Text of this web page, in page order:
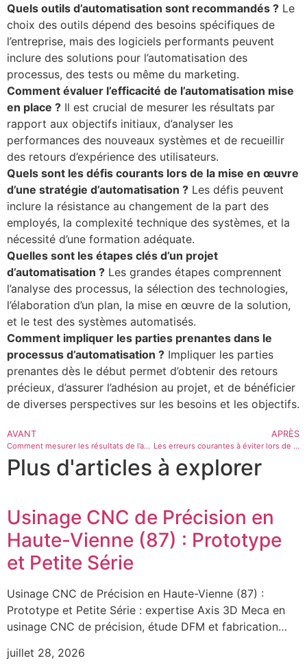
Quels outils d’automatisation sont recommandés ? Le
choix des outils dépend des besoins spécifiques de
l’entreprise, mais des logiciels performants peuvent
inclure des solutions pour l’automatisation des
processus, des tests ou même du marketing.
Comment évaluer l’efficacité de l’automatisation mise
en place ? Il est crucial de mesurer les résultats par
rapport aux objectifs initiaux, d’analyser les
performances des nouveaux systèmes et de recueillir
des retours d’expérience des utilisateurs.
Quels sont les défis courants lors de la mise en œuvre
d’une stratégie d’automatisation ? Les défis peuvent
inclure la résistance au changement de la part des
employés, la complexité technique des systèmes, et la
nécessité d’une formation adéquate.
Quelles sont les étapes clés d’un projet
d’automatisation ? Les grandes étapes comprennent
l’analyse des processus, la sélection des technologies,
l’élaboration d’un plan, la mise en œuvre de la solution,
et le test des systèmes automatisés.
Comment impliquer les parties prenantes dans le
processus d’automatisation ? Impliquer les parties
prenantes dès le début permet d’obtenir des retours
précieux, d’assurer l’adhésion au projet, et de bénéficier
de diverses perspectives sur les besoins et les objectifs.
AVANT
Comment mesurer les résultats de l’automatisation dans vos processus administratifs
APRÈS
Les erreurs courantes à éviter lors de l’automatisation des tâches
Plus d'articles à explorer
Usinage CNC de Précision en
Haute-Vienne (87) : Prototype
et Petite Série
Usinage CNC de Précision en Haute-Vienne (87) :
Prototype et Petite Série : expertise Axis 3D Meca en
usinage CNC de précision, étude DFM et fabrication…
juillet 28, 2026